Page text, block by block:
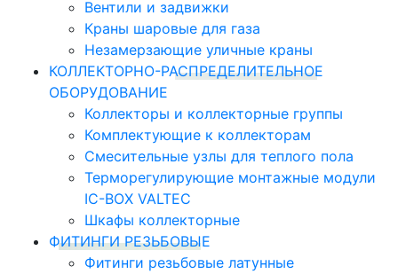
Вентили и задвижки
Краны шаровые для газа
Незамерзающие уличные краны
КОЛЛЕКТОРНО-РАСПРЕДЕЛИТЕЛЬНОЕ
ОБОРУДОВАНИЕ
Коллекторы и коллекторные группы
Комплектующие к коллекторам
Смесительные узлы для теплого пола
Терморегулирующие монтажные модули
IC-BOX VALTEC
Шкафы коллекторные
ФИТИНГИ РЕЗЬБОВЫЕ
Фитинги резьбовые латунные